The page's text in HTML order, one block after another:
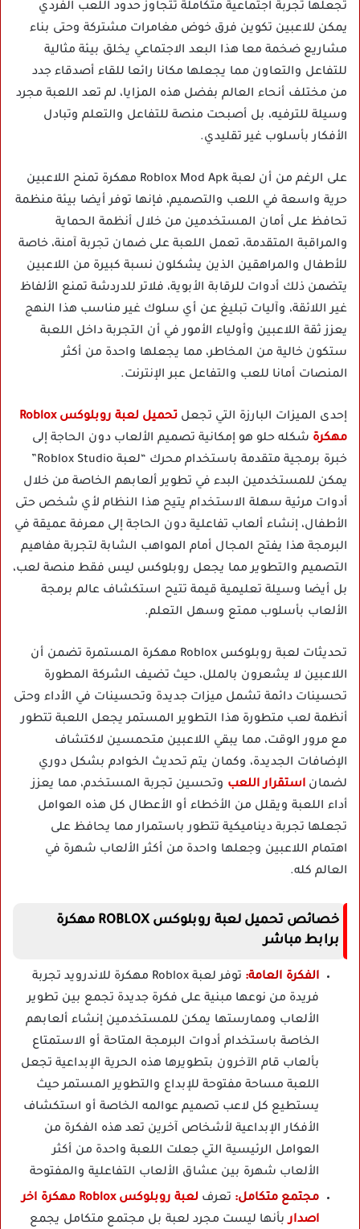
تجعلها تجربة اجتماعية متكاملة تتجاوز حدود اللعب الفردي
يمكن للاعبين تكوين فرق خوض مغامرات مشتركة وحتى بناء
مشاريع ضخمة معا هذا البعد الاجتماعي يخلق بيئة مثالية
للتفاعل والتعاون مما يجعلها مكانا رائعا للقاء أصدقاء جدد
من مختلف أنحاء العالم بفضل هذه المزايا، لم تعد اللعبة مجرد
وسيلة للترفيه، بل أصبحت منصة للتفاعل والتعلم وتبادل
الأفكار بأسلوب غير تقليدي.
على الرغم من أن لعبة Roblox Mod Apk مهكرة تمنح اللاعبين
حرية واسعة في اللعب والتصميم، فإنها توفر أيضا بيئة منظمة
تحافظ على أمان المستخدمين من خلال أنظمة الحماية
والمراقبة المتقدمة، تعمل اللعبة على ضمان تجربة آمنة، خاصة
للأطفال والمراهقين الذين يشكلون نسبة كبيرة من اللاعبين
يتضمن ذلك أدوات للرقابة الأبوية، فلاتر للدردشة تمنع الألفاظ
غير اللائقة، وآليات تبليغ عن أي سلوك غير مناسب هذا النهج
يعزز ثقة اللاعبين وأولياء الأمور في أن التجربة داخل اللعبة
ستكون خالية من المخاطر، مما يجعلها واحدة من أكثر
المنصات أمانا للعب والتفاعل عبر الإنترنت.
إحدى الميزات البارزة التي تجعل
تحميل لعبة روبلوكس Roblox
مهكرة شكله حلو هو إمكانية تصميم الألعاب دون الحاجة إلى
خبرة برمجية متقدمة باستخدام محرك “لعبة Roblox Studio”
يمكن للمستخدمين البدء في تطوير ألعابهم الخاصة من خلال
أدوات مرئية سهلة الاستخدام يتيح هذا النظام لأي شخص حتى
الأطفال، إنشاء ألعاب تفاعلية دون الحاجة إلى معرفة عميقة في
البرمجة هذا يفتح المجال أمام المواهب الشابة لتجربة مفاهيم
التصميم والتطوير مما يجعل روبلوكس ليس فقط منصة لعب،
بل أيضا وسيلة تعليمية قيمة تتيح استكشاف عالم برمجة
الألعاب بأسلوب ممتع وسهل التعلم.
تحديثات لعبة روبلوكس Roblox مهكرة المستمرة تضمن أن
اللاعبين لا يشعرون بالملل، حيث تضيف الشركة المطورة
تحسينات دائمة تشمل ميزات جديدة وتحسينات في الأداء وحتى
أنظمة لعب متطورة هذا التطوير المستمر يجعل اللعبة تتطور
مع مرور الوقت، مما يبقي اللاعبين متحمسين لاكتشاف
الإضافات الجديدة، وكمان يتم تحديث الخوادم بشكل دوري
لضمان استقرار اللعب وتحسين تجربة المستخدم، مما يعزز
أداء اللعبة ويقلل من الأخطاء أو الأعطال كل هذه العوامل
تجعلها تجربة ديناميكية تتطور باستمرار مما يحافظ على
اهتمام اللاعبين وجعلها واحدة من أكثر الألعاب شهرة في
العالم كله.
خصائص تحميل لعبة روبلوكس ROBLOX مهكرة
برابط مباشر
الفكرة العامة:
توفر لعبة Roblox مهكرة للاندرويد تجربة
فريدة من نوعها مبنية على فكرة جديدة تجمع بين تطوير
الألعاب وممارستها يمكن للمستخدمين إنشاء ألعابهم
الخاصة باستخدام أدوات البرمجة المتاحة أو الاستمتاع
بألعاب قام الآخرون بتطويرها هذه الحرية الإبداعية تجعل
اللعبة مساحة مفتوحة للإبداع والتطوير المستمر حيث
يستطيع كل لاعب تصميم عوالمه الخاصة أو استكشاف
الأفكار الإبداعية لأشخاص آخرين تعد هذه الفكرة من
العوامل الرئيسية التي جعلت اللعبة واحدة من أكثر
الألعاب شهرة بين عشاق الألعاب التفاعلية والمفتوحة
مجتمع متكامل: تعرف
لعبة روبلوكس Roblox مهكرة اخر
اصداربأنها ليست مجرد لعبة بل مجتمع متكامل يجمع